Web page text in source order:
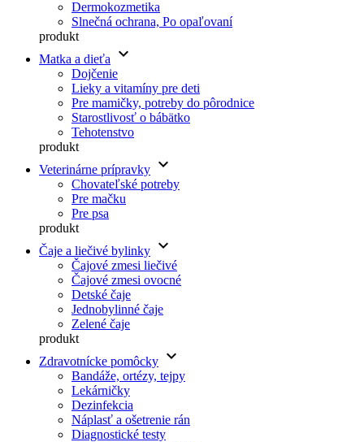
Dermokozmetika
Slnečná ochrana, Po opaľovaní
produkt
Matka a dieťa
keyboard_arrow_down
Dojčenie
Lieky a vitamíny pre deti
Pre mamičky, potreby do pôrodnice
Starostlivosť o bábätko
Tehotenstvo
produkt
Veterinárne prípravky keyboard_arrow_down
Chovateľské potreby
Pre mačku
Pre psa
produkt
Čaje a liečivé bylinky keyboard_arrow_down
Čajové zmesi liečivé
Čajové zmesi ovocné
Detské čaje
Jednobylinné čaje
Zelené čaje
produkt
Zdravotnícke pomôcky keyboard_arrow_down
Bandáže, ortézy, tejpy
Lekárničky
Dezinfekcia
Náplasť a ošetrenie rán
Diagnostické testy